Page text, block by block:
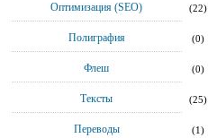
Оптимизация (SEO) (22)
Полиграфия (0)
Флеш (0)
Тексты (25)
Переводы (1)